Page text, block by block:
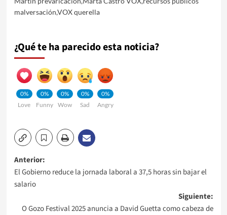
malversación,VOX querella
¿Qué te ha parecido esta noticia?
0%
Love
0%
Funny
0%
Wow
0%
Sad
0%
Angry
Navegación
de
entradas
Anterior:
El Gobierno reduce la jornada laboral a 37,5 horas sin bajar el
salario
Siguiente:
O Gozo Festival 2025 anuncia a David Guetta como cabeza de